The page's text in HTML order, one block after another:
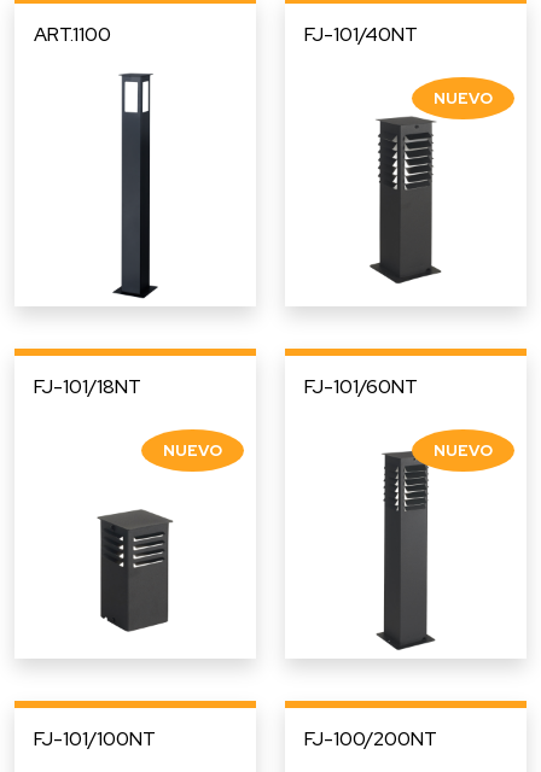
ART.1100 FJ-101/40NT
FJ-101/18NT FJ-101/60NT
FJ-101/100NT FJ-100/200NT